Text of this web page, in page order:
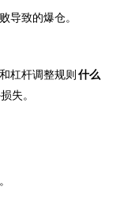
导致的爆仓。
杠杆调整规则 什么
失。